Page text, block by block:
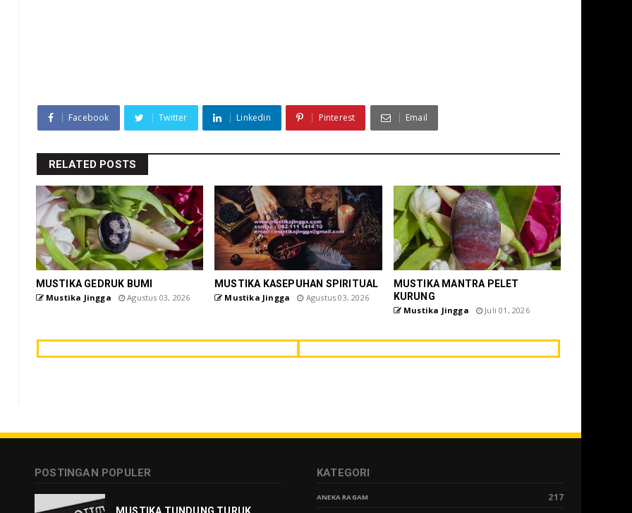
Facebook Twitter Linkedin Pinterest Email
RELATED POSTS
MUSTIKA GEDRUK BUMI
Mustika Jingga Agustus 03, 2026
MUSTIKA KASEPUHAN SPIRITUAL
Mustika Jingga Agustus 03, 2026
MUSTIKA MANTRA PELET
KURUNG
Mustika Jingga Juli 01, 2026
POSTINGAN POPULER
MUSTIKA TUNDUNG TURUK
KATEGORI
ANEKA RAGAM
217